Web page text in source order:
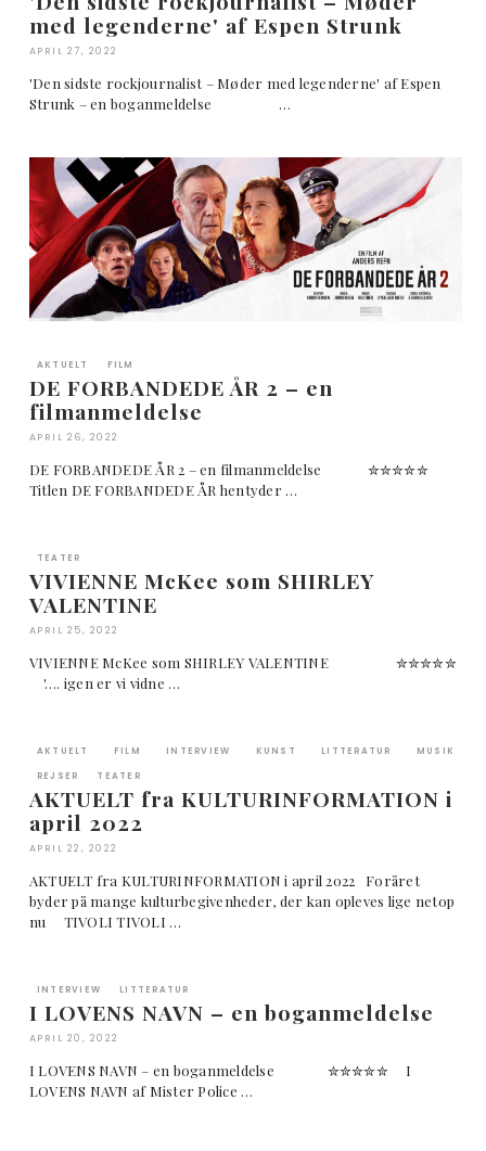
med legenderne' af Espen Strunk
APRIL 27, 2022
'Den sidste rockjournalist – Møder med legenderne' af Espen
Strunk – en boganmeldelse …
AKTUELT FILM
DE FORBANDEDE ÅR 2 – en
filmanmeldelse
APRIL 26, 2022
DE FORBANDEDE ÅR 2 – en filmanmeldelse ✮✮✮✮✮
Titlen DE FORBANDEDE ÅR hentyder …
TEATER
VIVIENNE McKee som SHIRLEY
VALENTINE
APRIL 25, 2022
VIVIENNE McKee som SHIRLEY VALENTINE ✮✮✮✮✮
'…. igen er vi vidne …
AKTUELT FILM INTERVIEW KUNST LITTERATUR MUSIK
REJSER TEATER
AKTUELT fra KULTURINFORMATION i
april 2022
APRIL 22, 2022
AKTUELT fra KULTURINFORMATION i april 2022 Foråret
byder på mange kulturbegivenheder, der kan opleves lige netop
nu TIVOLI TIVOLI …
INTERVIEW LITTERATUR
I LOVENS NAVN – en boganmeldelse
APRIL 20, 2022
I LOVENS NAVN – en boganmeldelse ✮✮✮✮✮ I
LOVENS NAVN af Mister Police …